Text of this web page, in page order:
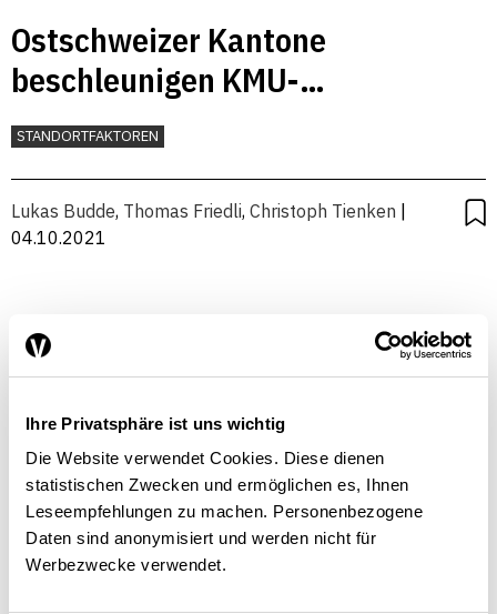
Ihre Privatsphäre ist uns wichtig
Die Website verwendet Cookies. Diese dienen
statistischen Zwecken und ermöglichen es, Ihnen
Leseempfehlungen zu machen. Personenbezogene
Daten sind anonymisiert und werden nicht für
Werbezwecke verwendet.
Ostschweizer Kantone
beschleunigen KMU-
Innovationen
STANDORTFAKTOREN
Lukas Budde, Thomas Friedli, Christoph Tienken
04.10.2021
Digitalisierung erzwingt neue
ARBEITSMARKT
WIRTSCHAFTSPOLITIK
FORSCHUNG UND INNOVATION
STANDORTFAKTOREN
Roman Hänggi,Daniel Nussbaumer,Lukas Budde
Thomas Friedli| 22.05.2020